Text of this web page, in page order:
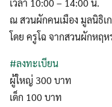
เวลา​ 10:00 – 14:00​ น.
ณ สวนผักคนเมือง มูลนิธิเ
โดย ครูโฉ จากสวนผักหฤ
#ลงทะเบียน
ผู้ใหญ่ 300 บาท
เด็ก 100 บาท